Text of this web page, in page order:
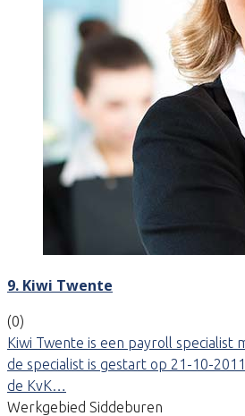
9. Kiwi Twente
(0)
Kiwi Twente is een payroll specialist
de specialist is gestart op 21-10-
de KvK…
Werkgebied Siddeburen